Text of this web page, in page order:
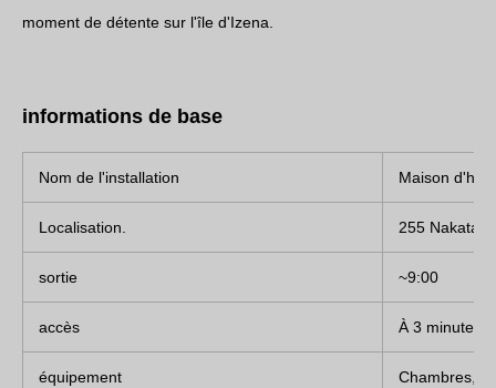
moment de détente sur l'île d'Izena.
informations de base
Nom de l'installation Maison
Localisation. 255 Nakata,
sortie ~9:00
accès À 3 minutes
équipement Chambres,